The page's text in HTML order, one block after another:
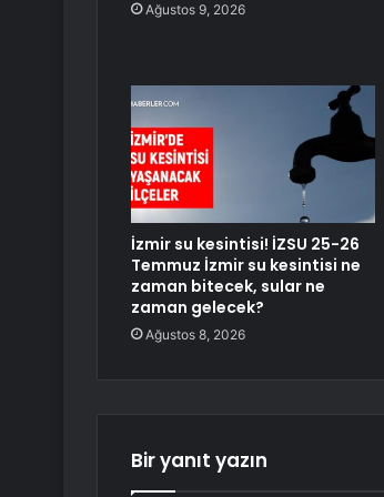
Ağustos 9, 2026
İzmir su kesintisi! İZSU 25-26
Temmuz İzmir su kesintisi ne
zaman bitecek, sular ne
zaman gelecek?
Ağustos 8, 2026
Bir yanıt yazın